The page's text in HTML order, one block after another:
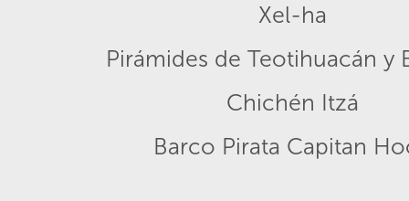
Xel-ha
Pirámides de Teotihuacán y
Chichén Itzá
Barco Pirata Capitan